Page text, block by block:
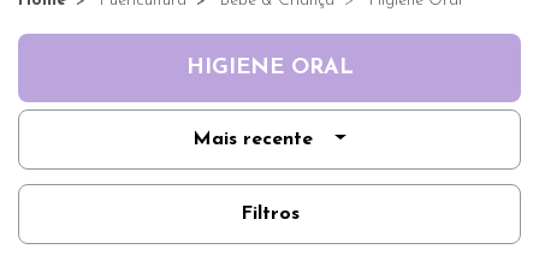
HIGIENE ORAL
Mais recente
Filtros